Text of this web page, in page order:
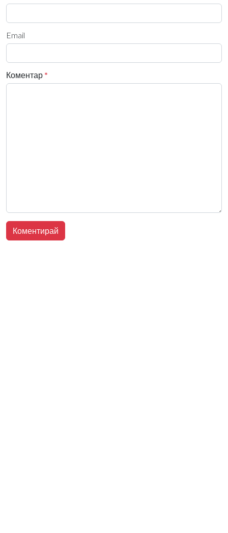
Email
Коментар *